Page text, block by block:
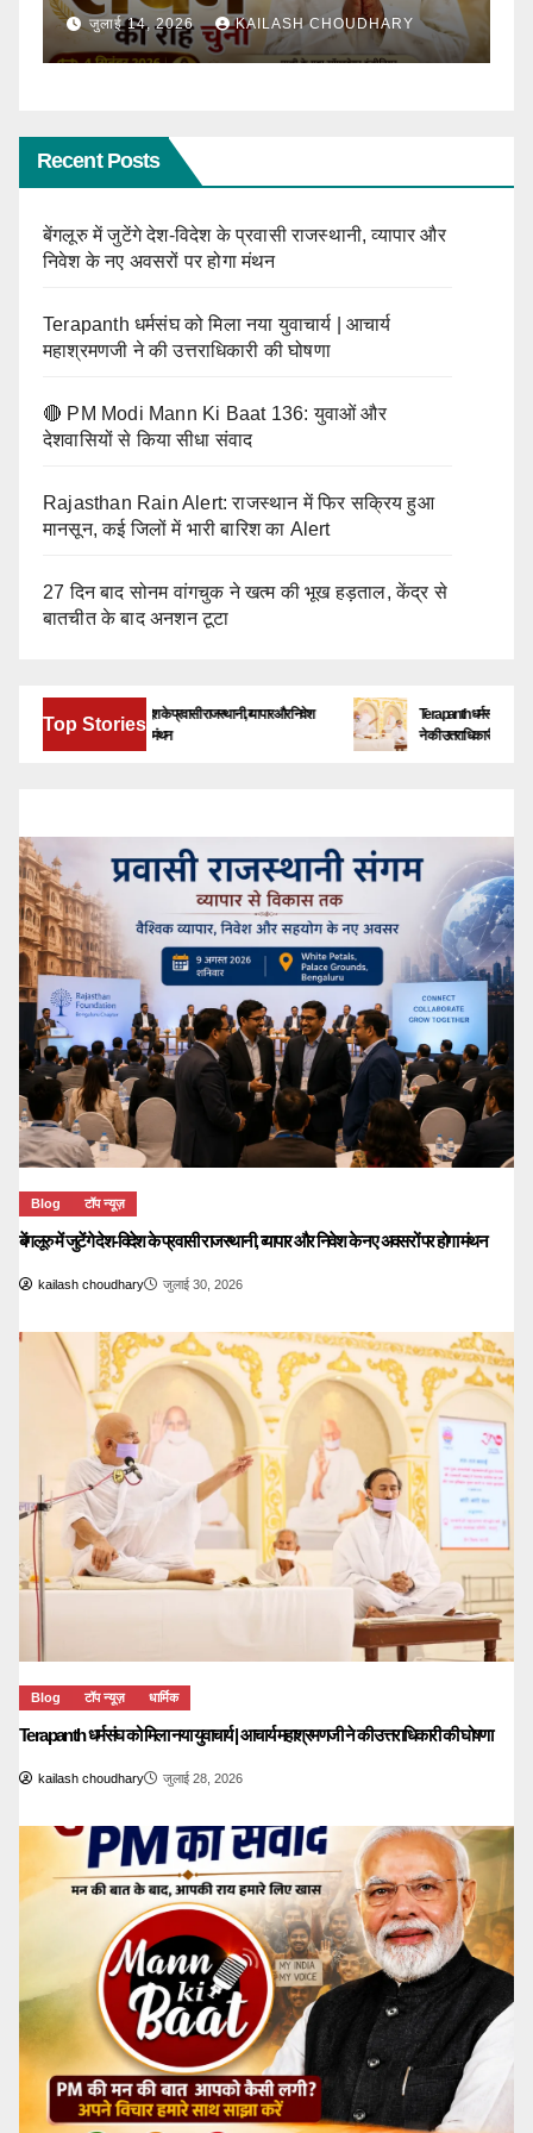
जून 13, 2026 KAILASH CHOUDHARY
Recent Posts
बेंगलूरु में जुटेंगे देश-विदेश के प्रवासी राजस्थानी, व्यापार और
निवेश के नए अवसरों पर होगा मंथन
Terapanth धर्मसंघ को मिला नया युवाचार्य | आचार्य
महाश्रमणजी ने की उत्तराधिकारी की घोषणा
🔴 PM Modi Mann Ki Baat 136: युवाओं और
देशवासियों से किया सीधा संवाद
Rajasthan Rain Alert: राजस्थान में फिर सक्रिय हुआ
मानसून, कई जिलों में भारी बारिश का Alert
27 दिन बाद सोनम वांगचुक ने खत्म की भूख हड़ताल, केंद्र से
बातचीत के बाद अनशन टूटा
Top Stories
बेंगलूरु में जुटेंगे देश-विदेश के प्रवासी राजस्थानी, व्यापार और निवेश
के नए अवसरों पर होगा मंथन
Terapanth धर्मसंघ को मिला नया
ने की उत्तराधिकारी की घोषणा
Blog टॉप न्यूज़
बेंगलूरु में जुटेंगे देश-विदेश के प्रवासी राजस्थानी, व्यापार और निवेश के नए अवसरों पर होगा मंथन
kailash choudhary जुलाई 30, 2026
Blog टॉप न्यूज़ धार्मिक
Terapanth धर्मसंघ को मिला नया युवाचार्य | आचार्य महाश्रमणजी ने की उत्तराधिकारी की घोषणा
kailash choudhary जुलाई 28, 2026